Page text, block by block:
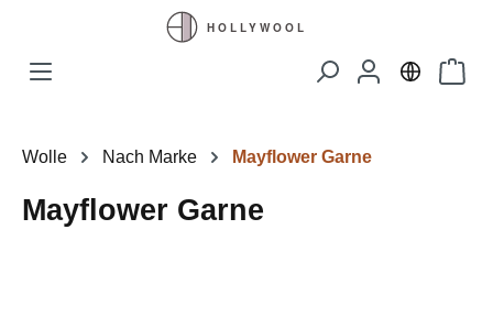
Zum Hauptinhalt springen
Wolle Nach Marke Mayflower Garne
Mayflower Garne